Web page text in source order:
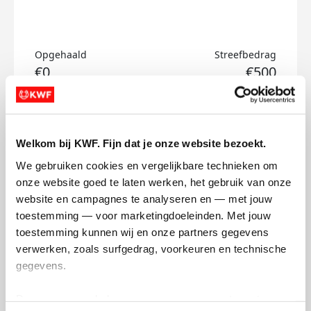
Welkom bij KWF. Fijn dat je onze website bezoekt.
We gebruiken cookies en vergelijkbare technieken om
onze website goed te laten werken, het gebruik van onze
website en campagnes te analyseren en — met jouw
toestemming — voor marketingdoeleinden. Met jouw
toestemming kunnen wij en onze partners gegevens
verwerken, zoals surfgedrag, voorkeuren en technische
gegevens.
Opgehaald
€0
Streefbedrag
€500
Doneer
Mariska's badges